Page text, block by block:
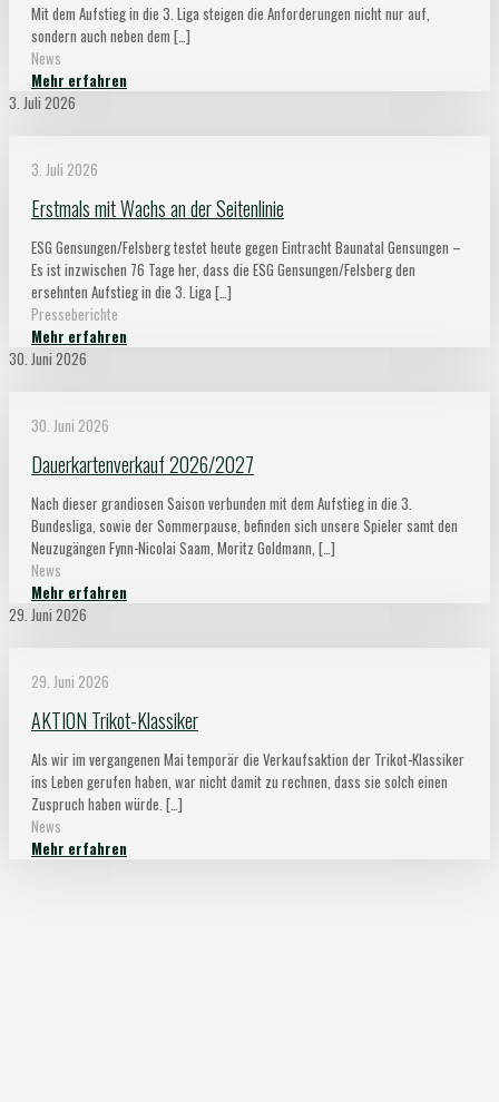
Mit dem Aufstieg in die 3. Liga steigen die Anforderungen nicht nur auf,
sondern auch neben dem […]
News
Mehr erfahren
3. Juli 2026
3. Juli 2026
Erstmals mit Wachs an der Seitenlinie
ESG Gensungen/Felsberg testet heute gegen Eintracht Baunatal Gensungen –
Es ist inzwischen 76 Tage her, dass die ESG Gensungen/Felsberg den
ersehnten Aufstieg in die 3. Liga […]
Presseberichte
Mehr erfahren
30. Juni 2026
30. Juni 2026
Dauerkartenverkauf 2026/2027
Nach dieser grandiosen Saison verbunden mit dem Aufstieg in die 3.
Bundesliga, sowie der Sommerpause, befinden sich unsere Spieler samt den
Neuzugängen Fynn-Nicolai Saam, Moritz Goldmann, […]
News
Mehr erfahren
29. Juni 2026
29. Juni 2026
AKTION Trikot-Klassiker
Als wir im vergangenen Mai temporär die Verkaufsaktion der Trikot-Klassiker
ins Leben gerufen haben, war nicht damit zu rechnen, dass sie solch einen
Zuspruch haben würde. […]
News
Mehr erfahren